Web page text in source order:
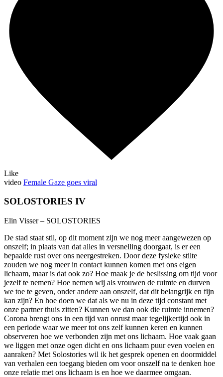
Like
video Female Gaze goes viral
SOLOSTORIES IV
Elin Visser – SOLOSTORIES
De stad staat stil, op dit moment zijn we nog meer aangewezen op
onszelf; in plaats van dat alles in versnelling doorgaat, is er een
bepaalde rust over ons neergestreken. Door deze fysieke stilte
zouden we nog meer in contact kunnen komen met ons eigen
lichaam, maar is dat ook zo? Hoe maak je de beslissing om tijd voor
jezelf te nemen? Hoe nemen wij als vrouwen de ruimte en durven
we toe te geven, onder andere aan onszelf, dat dit belangrijk en fijn
kan zijn? En hoe doen we dat als we nu in deze tijd constant met
onze partner thuis zitten? Kunnen we dan ook die ruimte innemen?
Corona brengt ons in een tijd van onrust maar tegelijkertijd ook in
een periode waar we meer tot ons zelf kunnen keren en kunnen
observeren hoe we verbonden zijn met ons lichaam. Hoe vaak gaan
we liggen met onze ogen dicht en ons lichaam puur even voelen en
aanraken? Met Solostories wil ik het gesprek openen en doormiddel
van verhalen een toegang bieden om voor onszelf na te denken hoe
onze relatie met ons lichaam is en hoe we daarmee omgaan.